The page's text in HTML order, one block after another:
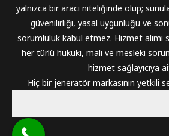
yalnızca bir aracı niteliğinde olup;
güvenilirliği, yasal uygunluğu ve
sorumluluk kabul etmez. Hizmet alımı
her türlü hukuki, mali ve mesleki
hizmet sağlayıcıya
Hiç bir jeneratör markasının yetkili